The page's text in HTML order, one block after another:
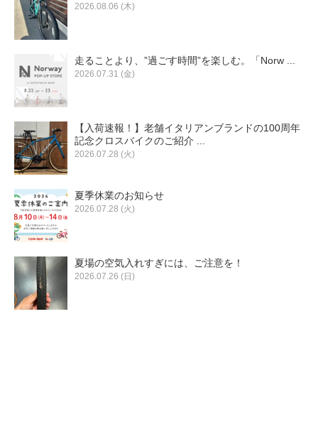
2026.08.06 (木)
走ることより、”過ごす時間”を楽しむ。「Norw ...
2026.07.31 (金)
【入荷速報！】老舗イタリアンブランドの100周年
記念クロスバイクのご紹介 ...
2026.07.28 (火)
夏季休業のお知らせ
2026.07.28 (火)
夏場の空気入れすぎには、ご注意を！
2026.07.26 (日)